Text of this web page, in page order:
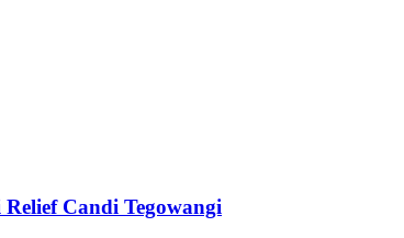
Candi Tegowangi